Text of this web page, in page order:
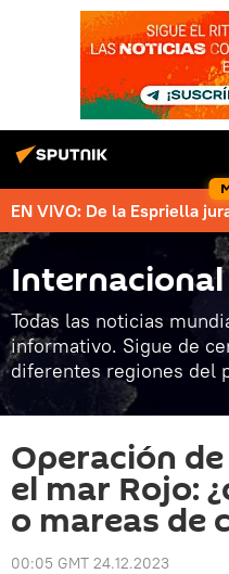
EN VIVO: De la Espriella
Internacional
Todas las noticias
informativo. Sigue de
diferentes regiones del
Operación
el mar Rojo:
o mareas de
00:05 GMT 24.12.2023